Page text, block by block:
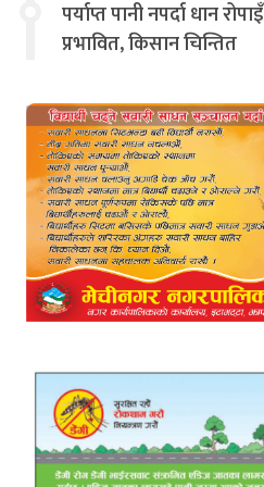
चिन्तित
पर्याप्त पानी नपर्दा धान रोपाइँ
प्रभावित, किसान चिन्तित